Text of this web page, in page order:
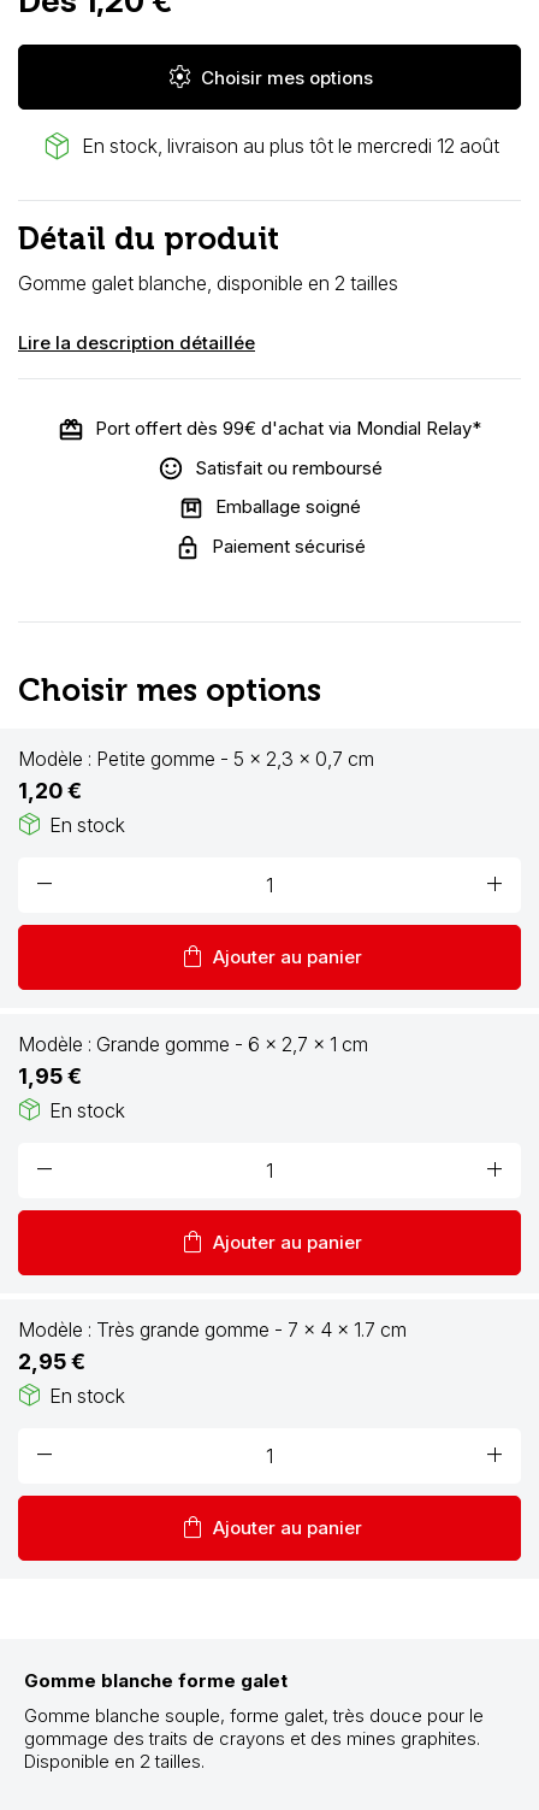
settings Choisir mes options
package_2 En stock, livraison au plus tôt le mercredi 12 août
Détail du produit
Gomme galet blanche, disponible en 2 tailles
Lire la description détaillée
Port offert dès 99€ d'achat via Mondial Relay*
Satisfait ou remboursé
Emballage soigné
Paiement sécurisé
Choisir mes options
Modèle : Petite gomme - 5 x 2,3 x 0,7 cm
1,20 €
package_2 En stock
remove add
shopping_bag Ajouter au panier
Modèle : Grande gomme - 6 x 2,7 x 1 cm
1,95 €
package_2 En stock
remove add
shopping_bag Ajouter au panier
Modèle : Très grande gomme - 7 x 4 x 1.7 cm
2,95 €
package_2 En stock
remove add
shopping_bag Ajouter au panier
Gomme blanche forme galet
Gomme blanche souple, forme galet, très douce pour le
gommage des traits de crayons et des mines graphites.
Disponible en 2 tailles.